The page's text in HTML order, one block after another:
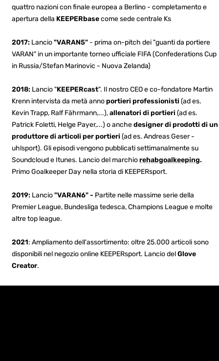
quattro nazioni con finale europea a Berlino - completamento e
apertura della KEEPERbasecome sede centrale Ks
2017: Lancio"VARAN5" - prima on-pitch dei "guanti da portiere
VARAN" in un importante torneo ufficiale FIFA (Confederations Cup
in Russia/Stefan Marinovic - Nuova Zelanda)
2018: Lancio "KEEPERcast". Il nostro CEO e co-fondatore Martin
Krenn intervista da metà annoportieri professionisti (ad es.
Kevin Trapp, Ralf Fährmann,...),allenatori di portieri (ad es.
Patrick Foletti, Helge Payer,...) o anchedesigner di prodotti di un
produttore di articoli per portieri (ad es. Andreas Geser -
uhlsport). Gli episodi vengono pubblicati settimanalmente su
Soundcloud e Itunes. Lancio del marchiorehabgoalkeeping.
Primo Goalkeeper Day nella storia di KEEPERsport.
2019: Lancio"VARAN6" - Partite nelle massime serie della
Premier League, Bundesliga tedesca, Champions League e molte
altre top league.
2021: Ampliamento dell'assortimento: oltre 25.000 articoli sono
disponibili nel negozio online KEEPERsport. Lancio delGlove
Creator.